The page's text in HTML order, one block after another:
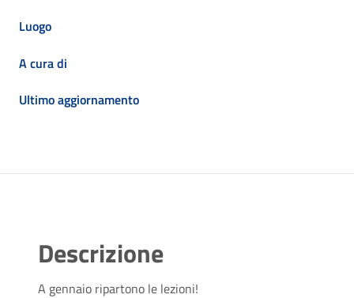
Luogo
A cura di
Ultimo aggiornamento
Descrizione
A gennaio ripartono le lezioni!